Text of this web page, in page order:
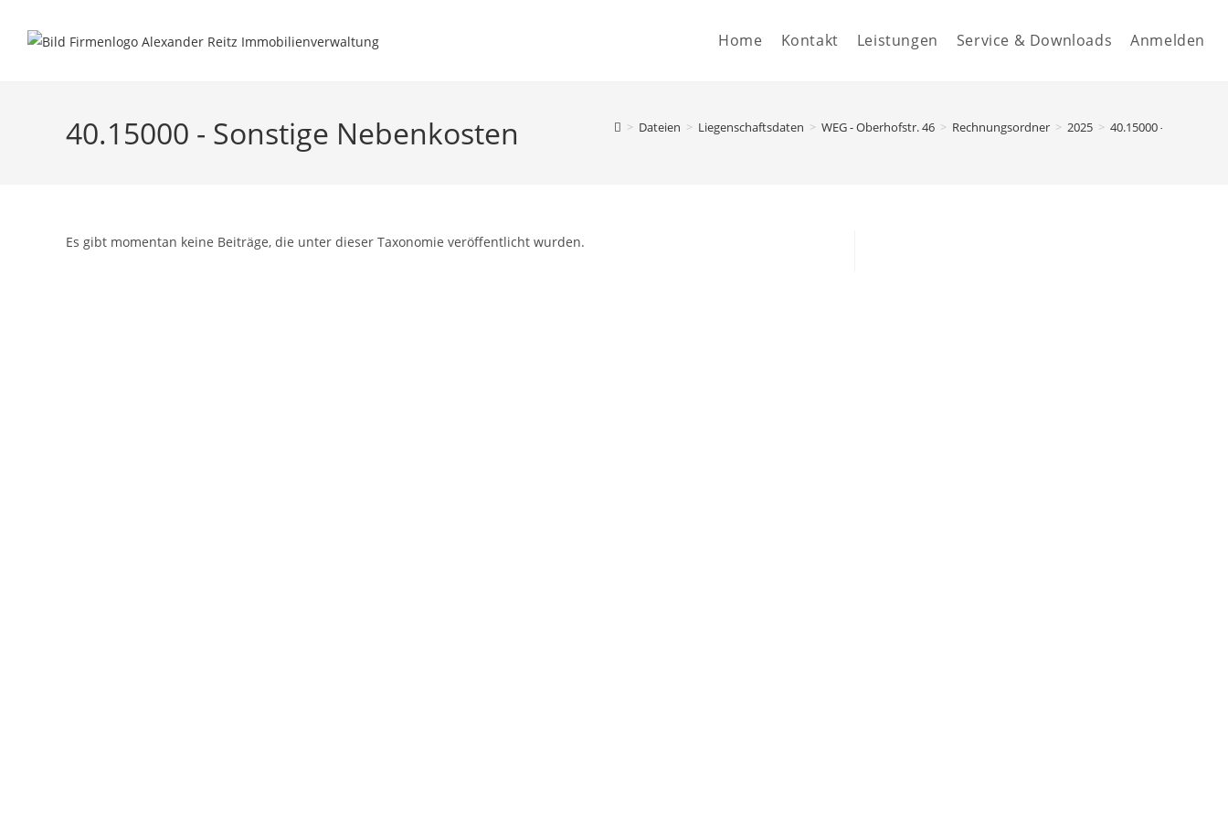
Inhalt
Home Kontakt Leistungen Service & Downloads Anmelden
40.15000 - Sonstige Nebenkosten > Dateien > Liegenschaftsdaten > WEG - Oberhofstr. 46 > Rechnungsordner > 2025 > 40.15000 - Sonstige
Es gibt momentan keine Beiträge, die unter dieser Taxonomie veröffentlicht wurden.